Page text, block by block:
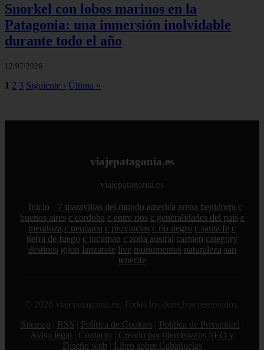
Snorkel con lobos marinos en la
Patagonia: una inmersión inolvidable
durante todo el año
12/07/2026
1 2 3 Siguiente › Última »
viajepatagonia.es
viajepatagonia.es
Inicio 7 maravillas del mundo america arena benidorm c
buenos aires c cordoba c entre rios c generalidades del pais c
mendoza c neuquen c provincias c rio negro c santa fe c
tierra de fuego c tucuman c zona austral carmen category
destinos gijon lanzarote live monumentos naturaleza san
tenerife
© 2026 viajepatagonia.es. Todos los derechos reservados.
Sitemap
RSS Política de Cookies Política de Privacidad
Aviso legal
Contacto
Creado por 0lemiswebs SEO y
Diseño web
Libro sobre Cabañuelas